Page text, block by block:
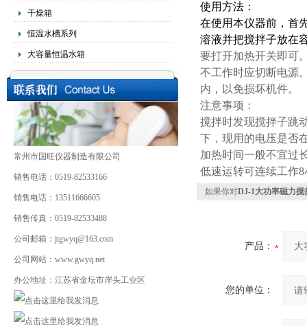
干燥箱
恒温水槽系列
大容量恒温水箱
常州市国旺仪器制造有限公司
销售电话：0519-82533166
销售电话：13511666605
销售传真：0519-82533488
公司邮箱：jtgwyq@163.com
公司网站：www.gwyq.net
办公地址：江苏省金坛市岸头工业区
使用方法：
在使用本仪器前，首
溶液并把搅拌子放在
要打开加热开关即可
不工作时应切断电源
内，以免损坏机件。
注意事项：
搅拌时发现搅拌子跳
下，现用的电压是否
加热时间一般不宜过
低速运转可连续工作
如果你对DJ-1大功率磁力搅
产品：
您的单位：